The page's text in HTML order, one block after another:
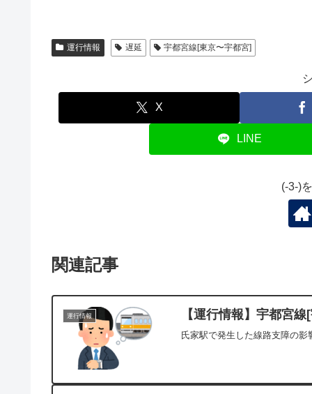
運行情報 遅延 宇都宮線[東京〜宇都宮]
X
LINE
(-3-)
関連記事
運行情報 【運行情報】宇都宮
氏家駅で発生した線路支障の影